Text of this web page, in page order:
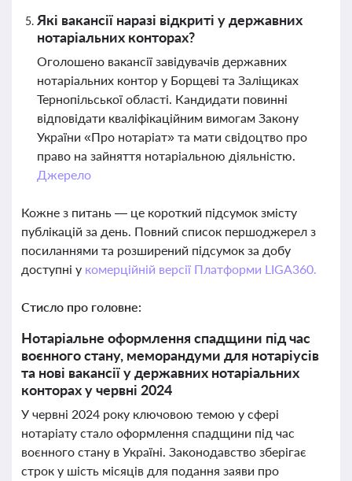
Які вакансії наразі відкриті у державних
нотаріальних конторах?
Оголошено вакансії завідувачів державних
нотаріальних контор у Борщеві та Заліщиках
Тернопільської області. Кандидати повинні
відповідати кваліфікаційним вимогам Закону
України «Про нотаріат» та мати свідоцтво про
право на зайняття нотаріальною діяльністю.
Джерело
Кожне з питань — це короткий підсумок змісту
публікацій за день. Повний список першоджерел з
посиланнями та розширений підсумок за добу
доступні у комерційній версії Платформи LIGA360.
Стисло про головне:
Нотаріальне оформлення спадщини під час
воєнного стану, меморандуми для нотаріусів
та нові вакансії у державних нотаріальних
конторах у червні 2024
У червні 2024 року ключовою темою у сфері
нотаріату стало оформлення спадщини під час
воєнного стану в Україні. Законодавство зберігає
строк у шість місяців для подання заяви про